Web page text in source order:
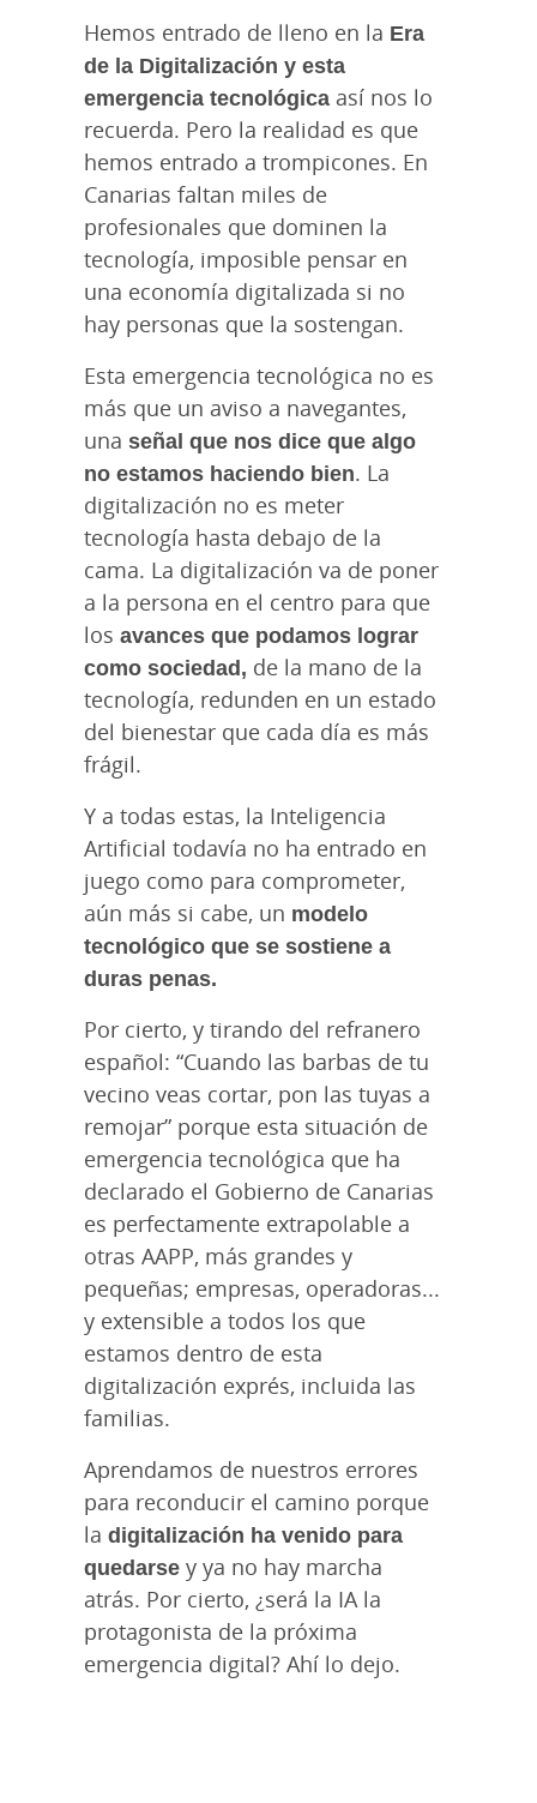
Hemos entrado de lleno en la Era
de la Digitalización y esta
emergencia tecnológica así nos lo
recuerda. Pero la realidad es que
hemos entrado a trompicones. En
Canarias faltan miles de
profesionales que dominen la
tecnología, imposible pensar en
una economía digitalizada si no
hay personas que la sostengan.
Esta emergencia tecnológica no es
más que un aviso a navegantes,
una señal que nos dice que algo
no estamos haciendo bien. La
digitalización no es meter
tecnología hasta debajo de la
cama. La digitalización va de poner
a la persona en el centro para que
los avances que podamos lograr
como sociedad, de la mano de la
tecnología, redunden en un estado
del bienestar que cada día es más
frágil.
Y a todas estas, la Inteligencia
Artificial todavía no ha entrado en
juego como para comprometer,
aún más si cabe, un modelo
tecnológico que se sostiene a
duras penas.
Por cierto, y tirando del refranero
español: “Cuando las barbas de tu
vecino veas cortar, pon las tuyas a
remojar” porque esta situación de
emergencia tecnológica que ha
declarado el Gobierno de Canarias
es perfectamente extrapolable a
otras AAPP, más grandes y
pequeñas; empresas, operadoras...
y extensible a todos los que
estamos dentro de esta
digitalización exprés, incluida las
familias.
Aprendamos de nuestros errores
para reconducir el camino porque
la digitalización ha venido para
quedarse y ya no hay marcha
atrás. Por cierto, ¿será la IA la
protagonista de la próxima
emergencia digital? Ahí lo dejo.